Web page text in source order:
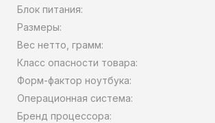
Блок питания:
Размеры:
Вес нетто, грамм:
Класс опасности товара:
Форм-фактор ноутбука:
Операционная система:
Бренд процессора: